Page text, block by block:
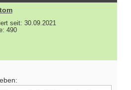
seit: 30.09.2021
490